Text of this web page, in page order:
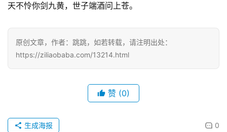
天不怜你剑九黄，世子端酒问上苍。
原创文章，作者：跳跳，如若转载，请注明出处：
https://ziliaobaba.com/13214.html
赞 (0)
0
生成海报